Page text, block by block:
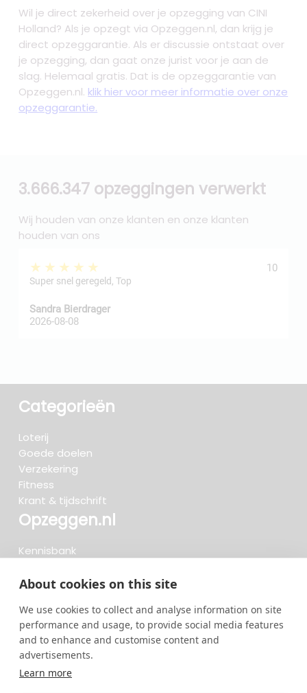
About cookies on this site
We use cookies to collect and analyse information on site
performance and usage, to provide social media features
and to enhance and customise content and
advertisements.
Learn more
Wil je direct zekerheid over je opzegging van CINI
Holland? Als je opzegt via Opzeggen.nl, dan krijg je
direct opzeggarantie. Als er discussie ontstaat over
je opzegging, dan gaat onze jurist voor je aan de
slag. Helemaal gratis. Dat is de opzeggarantie van
Opzeggen.nl. klik hier voor meer informatie over onze
opzeggarantie.
3.666.347 opzeggingen verwerkt
Wij houden van onze klanten en onze klanten
houden van ons
★★★★★ 10
Super snel geregeld, Top
Sandra Bierdrager
2026-08-08
Categorieën
Loterij
Goede doelen
Verzekering
Fitness
Krant & tijdschrift
Opzeggen.nl
Kennisbank
Beoordelingen
Meteen opzeggen